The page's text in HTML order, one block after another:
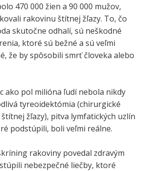
470 000 žien a 90 000 mužov,
rakovinu štítnej žľazy. To, čo
skutočne odhalí, sú neškodné
ktoré sú bežné a sú veľmi
že by spôsobili smrť človeka alebo
ako pol milióna ľudí nebola nikdy
tyreoidektómia (chirurgické
žľazy), pitva lymfatických uzlín
podstúpili, boli veľmi reálne.
rakoviny povedal zdravým
nebezpečné liečby, ktoré